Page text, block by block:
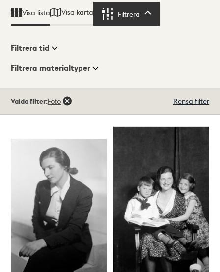
Visa lista Visa karta Filtrera
Visningsläge
Filtrera tid
Filtrera materialtyper
träffar
Valda filter:Foto Rensa filter